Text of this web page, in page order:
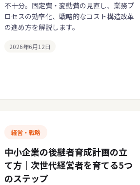
不十分。固定費・変動費の見直し、業務プ
ロセスの効率化、戦略的なコスト構造改革
の進め方を解説します。
2026年6月12日
経営・戦略
中小企業の後継者育成計画の立
て方｜次世代経営者を育てる5つ
のステップ